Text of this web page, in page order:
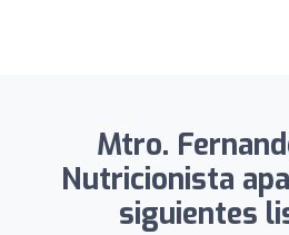
Mtro.
Nutricionista
siguientes